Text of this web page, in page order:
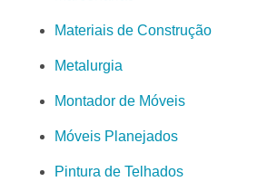
Materiais de Construção
Metalurgia
Montador de Móveis
Móveis Planejados
Pintura de Telhados